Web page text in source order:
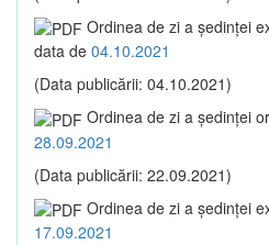
Ordinea de zi a şedinţei
data de 04.10.2021
(Data publicării: 04.10.2021)
Ordinea de zi a şedinţei
28.09.2021
(Data publicării: 22.09.2021)
Ordinea de zi a şedinţei
17.09.2021